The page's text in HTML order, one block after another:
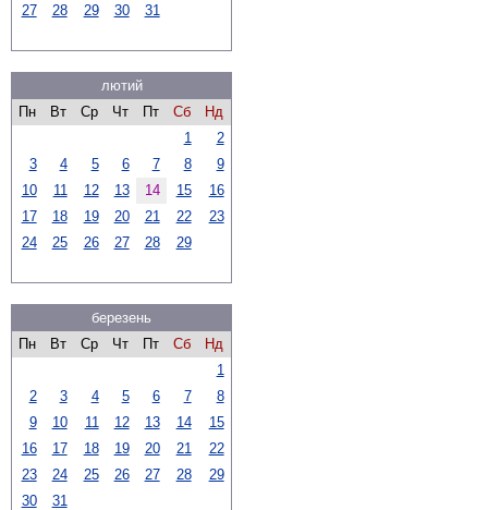
27
28 29 30 31
лютий
Пн
Вт Ср Чт Пт Сб
Нд
1
2
3
4 5 6 7 8
9
10
11 12 13 14 15
16
17
18 19 20 21 22
23
24
25 26 27 28 29
березень
Пн
Вт Ср Чт Пт Сб
Нд
1
2
3 4 5 6 7
8
9
10 11 12 13 14
15
16
17 18 19 20 21
22
23
24 25 26 27 28
29
30
31